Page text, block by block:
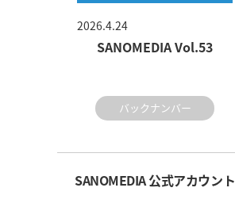
SANOMEDIA Vol.53
2026.4.24
バックナンバー
SANOMEDIA 公式アカウント